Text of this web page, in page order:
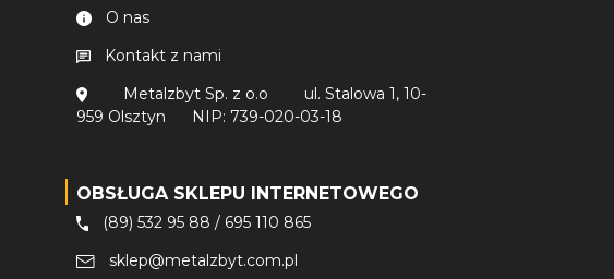
O nas
Kontakt z nami
Metalzbyt Sp. z o.o
ul. Stalowa 1, 10-
959 Olsztyn
NIP: 739-020-03-18
OBSŁUGA SKLEPU INTERNETOWEGO
(89) 532 95 88 / 695 110 865
sklep@metalzbyt.com.pl